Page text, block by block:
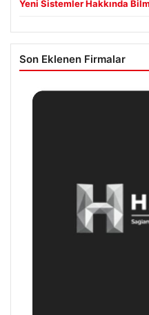
Yeni Sistemler Hakkında
Son Eklenen Firmalar